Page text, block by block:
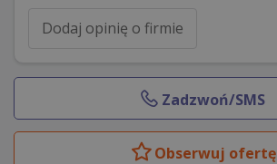
Dodaj opinię o firmie
Zadzwoń/SMS
Obserwuj ofertę